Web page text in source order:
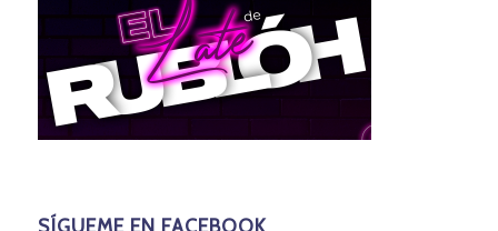
SÍGUEME EN FACEBOOK